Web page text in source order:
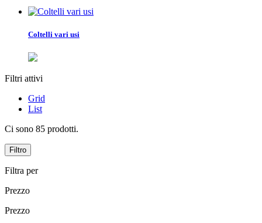
Coltelli vari usi
Filtri attivi
Grid
List
Ci sono 85 prodotti.
Filtro
Filtra per
Prezzo
Prezzo